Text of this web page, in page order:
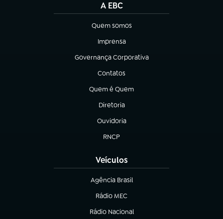
A EBC
Quem somos
(abre em nova aba)
Imprensa
(abre em nova aba)
Governança Corporativa
(abre em nova aba)
Contatos
(abre em nova aba)
Quem é Quem
(abre em nova aba)
Diretoria
(abre em nova aba)
Ouvidoria
(abre em nova aba)
RNCP
(abre em nova aba)
Veículos
Agência Brasil
(abre em nova aba)
Rádio MEC
(abre em nova aba)
Rádio Nacional